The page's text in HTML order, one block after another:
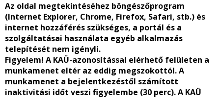
Az oldal megtekintéséhez böngészőprogram
(Internet Explorer, Chrome, Firefox, Safari, stb.) és
internet hozzáférés szükséges, a portál és a
szolgáltatásai használata egyéb alkalmazás
telepítését nem igényli.
Figyelem! A KAÜ-azonosítással elérhető felületen a
munkamenet eltér az eddig megszokottól. A
munkamenet a bejelentkezéstől számított
inaktivitási időt veszi figyelembe (30 perc). A KAÜ